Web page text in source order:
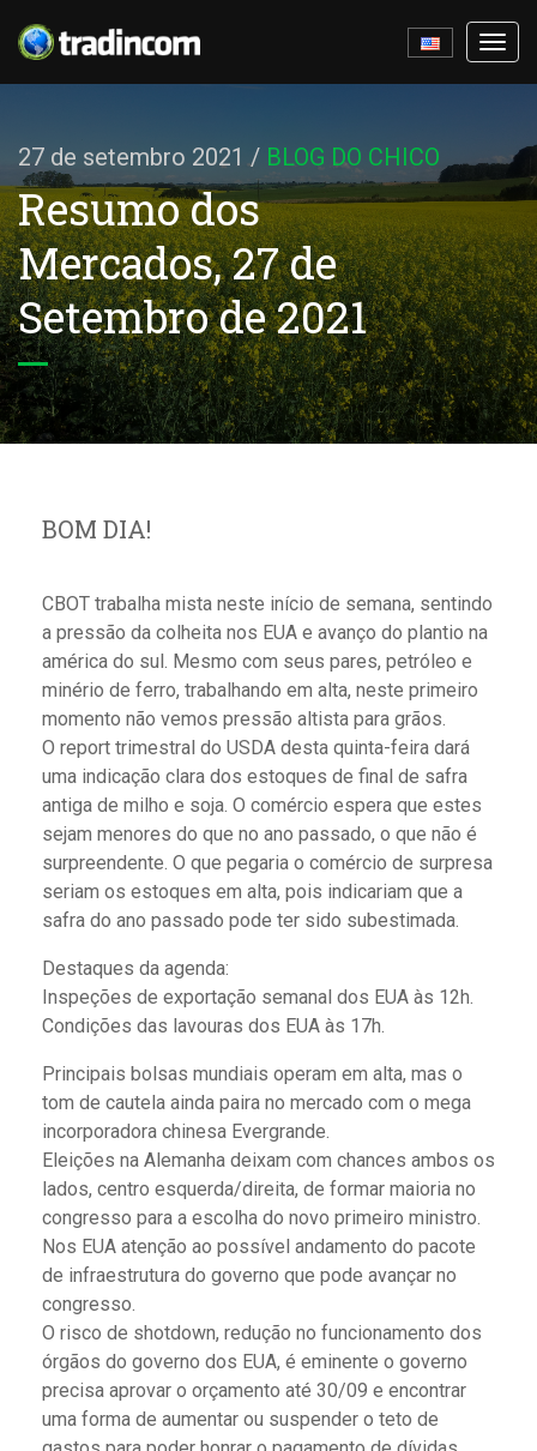
27 de setembro 2021 / BLOG DO CHICO
Resumo dos
Mercados, 27 de
Setembro de 2021
BOM DIA!
CBOT trabalha mista neste início de semana, sentindo
a pressão da colheita nos EUA e avanço do plantio na
américa do sul. Mesmo com seus pares, petróleo e
minério de ferro, trabalhando em alta, neste primeiro
momento não vemos pressão altista para grãos.
O report trimestral do USDA desta quinta-feira dará
uma indicação clara dos estoques de final de safra
antiga de milho e soja. O comércio espera que estes
sejam menores do que no ano passado, o que não é
surpreendente. O que pegaria o comércio de surpresa
seriam os estoques em alta, pois indicariam que a
safra do ano passado pode ter sido subestimada.
Destaques da agenda:
Inspeções de exportação semanal dos EUA às 12h.
Condições das lavouras dos EUA às 17h.
Principais bolsas mundiais operam em alta, mas o
tom de cautela ainda paira no mercado com o mega
incorporadora chinesa Evergrande.
Eleições na Alemanha deixam com chances ambos os
lados, centro esquerda/direita, de formar maioria no
congresso para a escolha do novo primeiro ministro.
Nos EUA atenção ao possível andamento do pacote
de infraestrutura do governo que pode avançar no
congresso.
O risco de shotdown, redução no funcionamento dos
órgãos do governo dos EUA, é eminente o governo
precisa aprovar o orçamento até 30/09 e encontrar
uma forma de aumentar ou suspender o teto de